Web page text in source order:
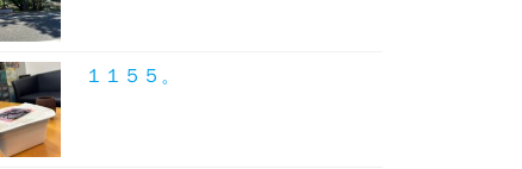
１１５５。